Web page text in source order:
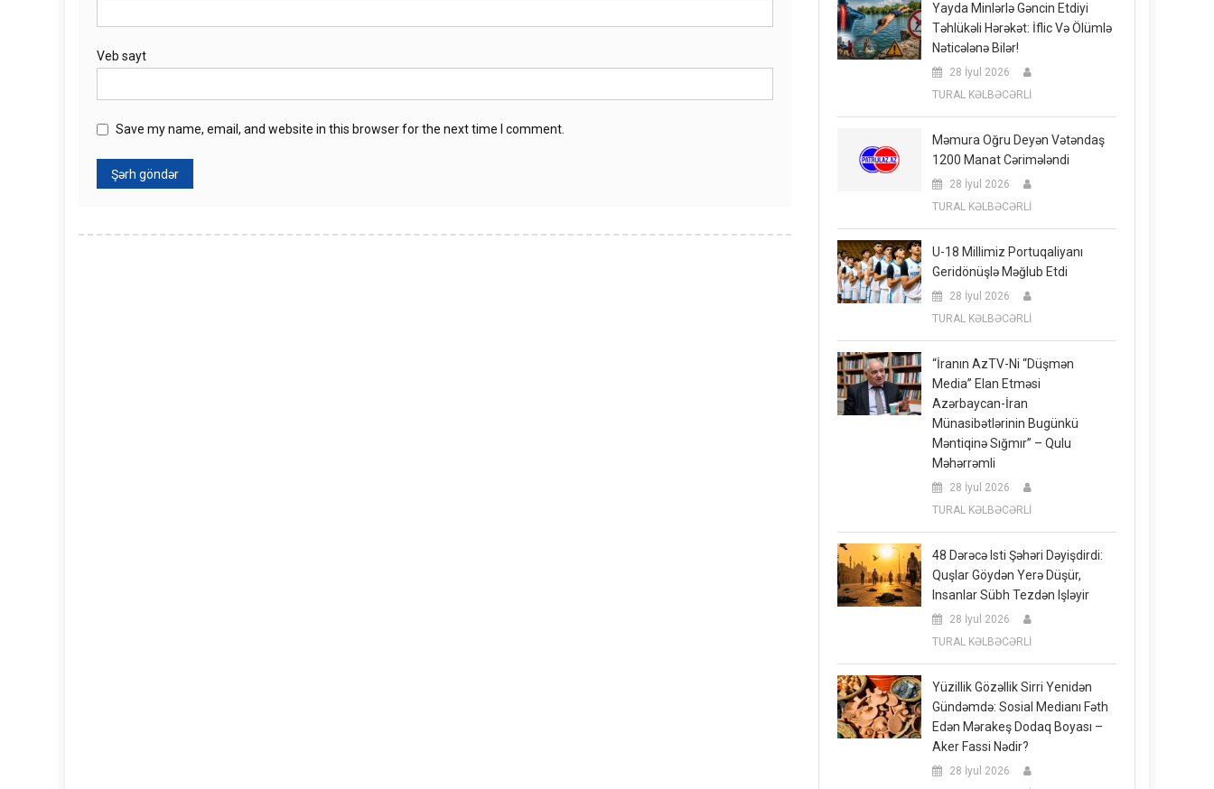
Veb sayt
Save my name, email, and website in this browser for the next time I comment.
Yayda Minlərlə Gəncin Etdiyi
Təhlükəli Hərəkət: İflic Və Ölümlə
Nəticələnə Bilər!
28 İyul 2026
TURAL KƏLBƏCƏRLİ
Məmura Oğru Deyən Vətəndaş
1200 Manat Cərimələndi
28 İyul 2026
TURAL KƏLBƏCƏRLİ
U-18 Millimiz Portuqaliyanı
Geridönüşlə Məğlub Etdi
28 İyul 2026
TURAL KƏLBƏCƏRLİ
“İranın AzTV-Ni “düşmən
Media” Elan Etməsi
Azərbaycan-İran
Münasibətlərinin Bugünkü
Məntiqinə Sığmır” – Qulu
Məhərrəmli
28 İyul 2026
TURAL KƏLBƏCƏRLİ
48 Dərəcə Isti Şəhəri Dəyişdirdi:
Quşlar Göydən Yerə Düşür,
Insanlar Sübh Tezdən Işləyir
28 İyul 2026
TURAL KƏLBƏCƏRLİ
Yüzillik Gözəllik Sirri Yenidən
Gündəmdə: Sosial Medianı Fəth
Edən Mərakeş Dodaq Boyası –
Aker Fassi Nədir?
28 İyul 2026